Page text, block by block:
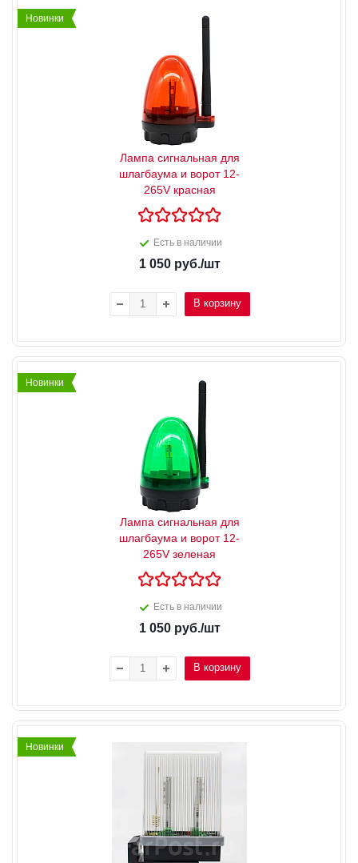
Новинки
Лампа сигнальная для
шлагбаума и ворот 12-
265V красная
Есть в наличии
1 050руб./шт
В корзину
Новинки
Лампа сигнальная для
шлагбаума и ворот 12-
265V зеленая
Есть в наличии
1 050руб./шт
В корзину
Новинки